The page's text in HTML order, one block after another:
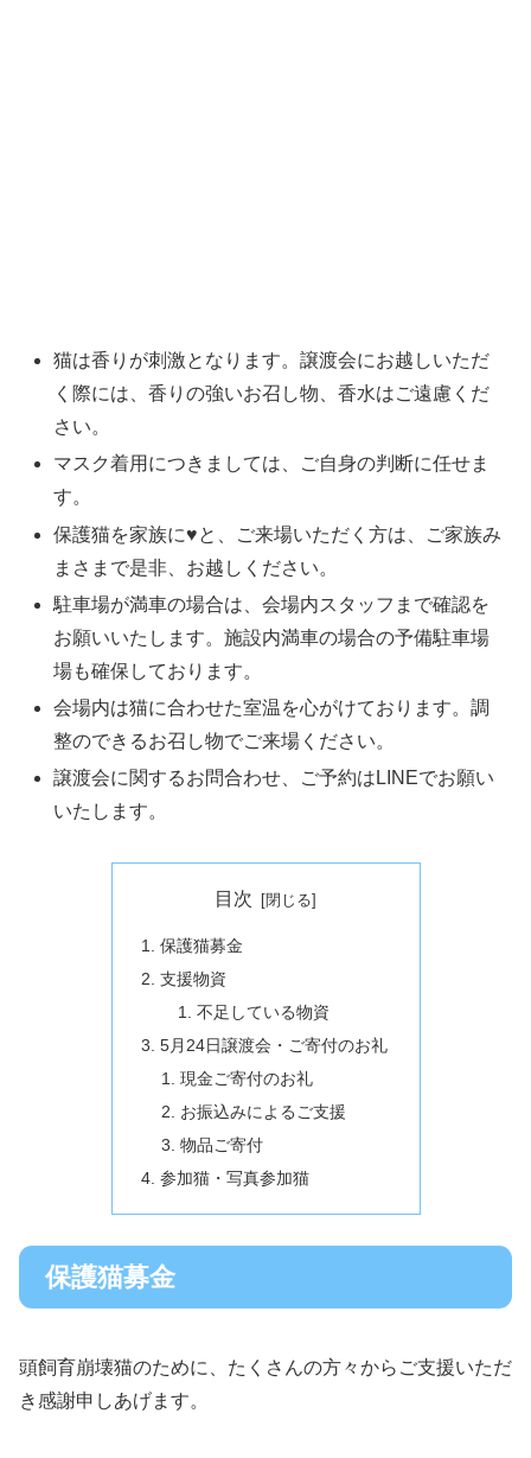
猫は香りが刺激となります。譲渡会にお越しいただ
く際には、香りの強いお召し物、香水はご遠慮くだ
さい。
マスク着用につきましては、ご自身の判断に任せま
す。
保護猫を家族に♥と、ご来場いただく方は、ご家族み
まさまで是非、お越しください。
駐車場が満車の場合は、会場内スタッフまで確認を
お願いいたします。施設内満車の場合の予備駐車場
場も確保しております。
会場内は猫に合わせた室温を心がけております。調
整のできるお召し物でご来場ください。
譲渡会に関するお問合わせ、ご予約はLINEでお願い
いたします。
目次
保護猫募金
支援物資
不足している物資
5月24日譲渡会・ご寄付のお礼
現金ご寄付のお礼
お振込みによるご支援
物品ご寄付
参加猫・写真参加猫
保護猫募金
頭飼育崩壊猫のために、たくさんの方々からご支援いただ
き感謝申しあげます。